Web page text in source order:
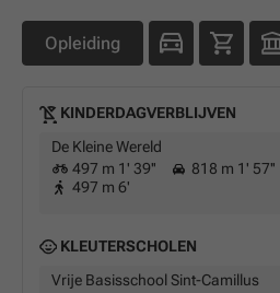
Opleiding
KINDERDAGVERBLIJVEN
De Kleine Wereld
497 m 1' 39''
818 m 1' 57''
497 m 6'
KLEUTERSCHOLEN
Vrije Basisschool Sint-Camillus